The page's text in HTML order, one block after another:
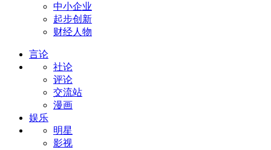
中小企业
起步创新
财经人物
言论
社论
评论
交流站
漫画
娱乐
明星
影视